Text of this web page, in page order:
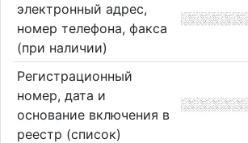
электронный адрес,
номер телефона, факса
(при наличии)
Регистрационный
номер, дата и
основание включения в
реестр (список)